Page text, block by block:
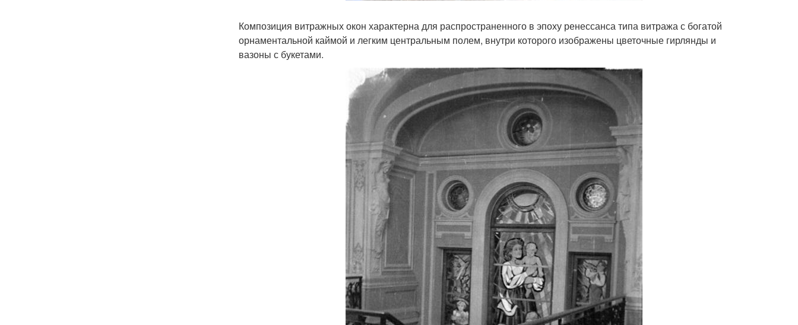
Композиция витражных окон характерна для распространенного в эпоху ренессанса типа витража с богатой
орнаментальной каймой и легким центральным полем, внутри которого изображены цветочные гирлянды и
вазоны с букетами.